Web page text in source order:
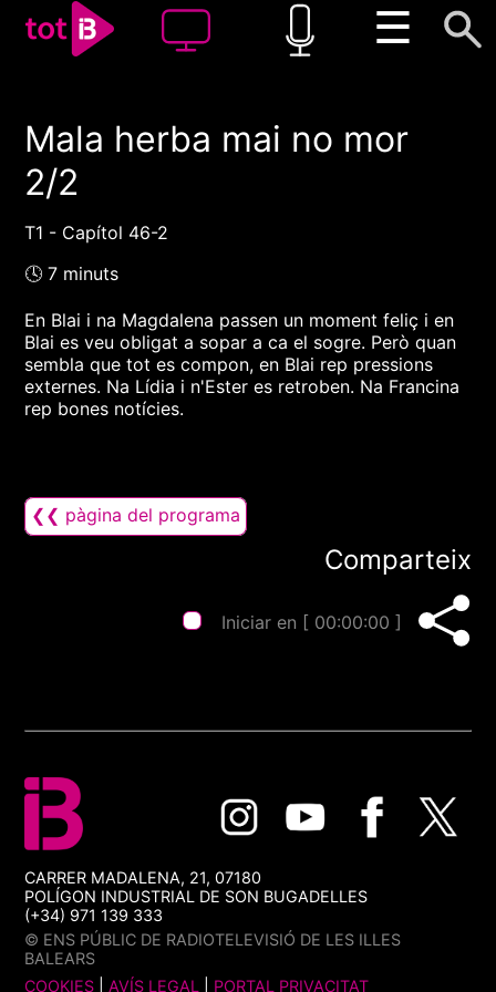
☰
00:00 00:00
Mala herba mai no mor
2/2
T1 - Capítol 46-2
🕓 7 minuts
En Blai i na Magdalena passen un moment feliç i en
Blai es veu obligat a sopar a ca el sogre. Però quan
sembla que tot es compon, en Blai rep pressions
externes. Na Lídia i n'Ester es retroben. Na Francina
rep bones notícies.
❮❮ pàgina del programa
Comparteix
Iniciar en [ 00:00:00 ]
CARRER MADALENA, 21, 07180
POLÍGON INDUSTRIAL DE SON BUGADELLES
(+34) 971 139 333
© ENS PÚBLIC DE RADIOTELEVISIÓ DE LES ILLES
BALEARS
COOKIES |AVÍS LEGAL PORTAL PRIVACITAT